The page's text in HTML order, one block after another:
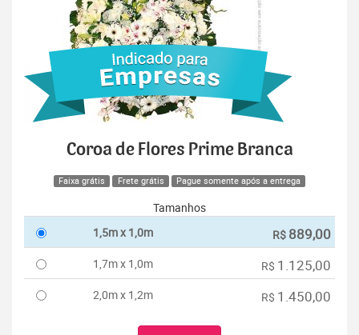
Coroa de Flores Prime Branca
Faixa grátis Frete grátis Pague somente após a entrega
Tamanhos
1,5m x 1,0m
R$ 889,00
1,7m x 1,0m R$ 1.125,00
2,0m x 1,2m R$ 1.450,00